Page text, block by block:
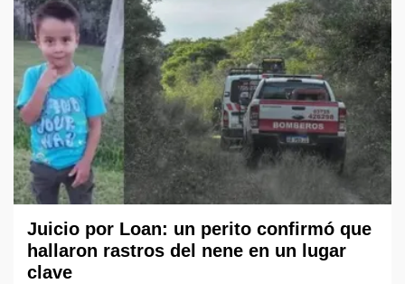
Juicio por Loan: un perito confirmó que
hallaron rastros del nene en un lugar
clave